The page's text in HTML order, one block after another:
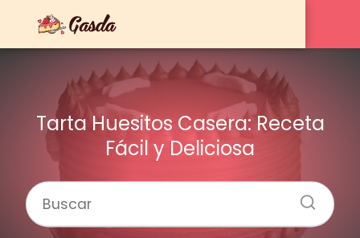
Tarta Huesitos Casera: Receta
Fácil y Deliciosa